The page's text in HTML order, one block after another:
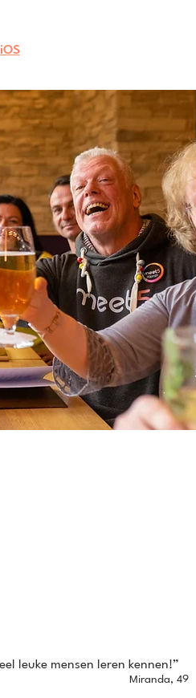
iOS
leuke mensen leren kennen!”
Miranda, 49